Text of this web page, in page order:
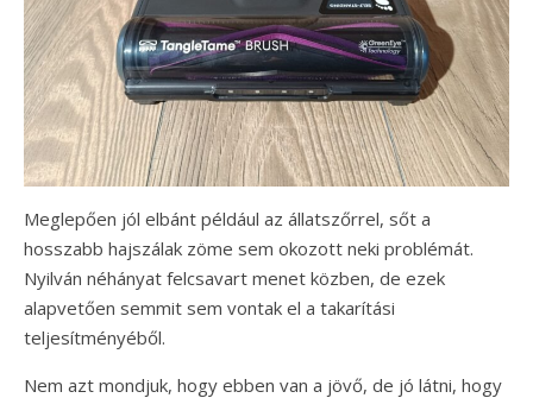
Meglepően jól elbánt például az állatszőrrel, sőt a
hosszabb hajszálak zöme sem okozott neki problémát.
Nyilván néhányat felcsavart menet közben, de ezek
alapvetően semmit sem vontak el a takarítási
teljesítményéből.
Nem azt mondjuk, hogy ebben van a jövő, de jó látni, hogy